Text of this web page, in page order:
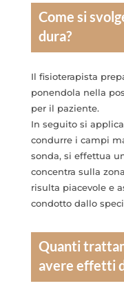
Come si
dura?
Il fisioterapista
ponendola nella
per il paziente.
In seguito si
condurre i campi
sonda, si effettua
concentra sulla
risulta piacevole e
condotto dallo
Quanti
avere effetti